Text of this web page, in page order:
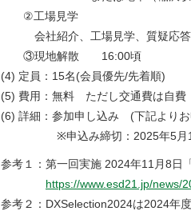
②工場見学
会社紹介、工場見学、質疑応
③現地解散 16:00頃
(4) 定員：15名(会員優先/先着順)
(5) 費用：無料 ただし交通費は自費
(6) 詳細：参加申し込み (下記より
※申込み締切：2025年5月15日
参考１：第一回実施 2024年11月8日
https://www.esd21.jp/news/
参考２：DXSelection2024は2024年